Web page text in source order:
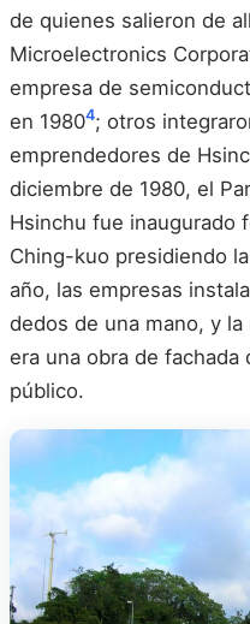
de quienes salieron de
Microelectronics
empresa de
en 19804; otros
emprendedores de
diciembre de 1980, el
Hsinchu fue inaugurado
Ching-kuo presidiendo
año, las empresas
dedos de una mano, y
era una obra de
público.